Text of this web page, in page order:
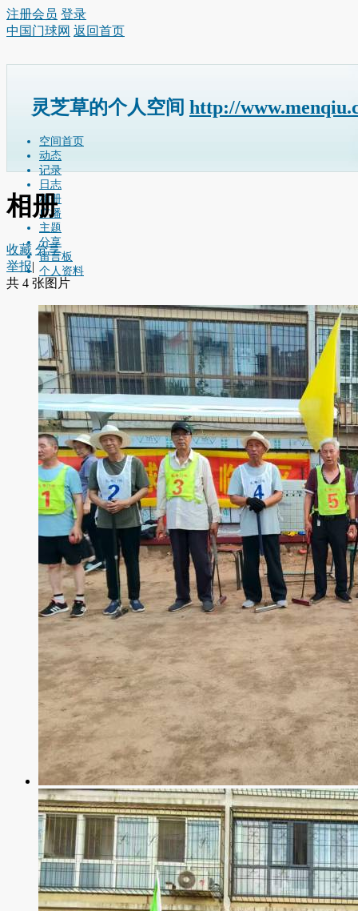
注册会员 登录
中国门球网 返回首页
灵芝草的个人空间 http://
空间首页
动态
记录
日志
相册
广播
主题
分享
留言板
个人资料
相册
收藏 分享
举报|
共 4 张图片